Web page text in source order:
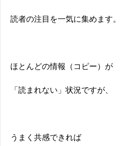
読者の注目を一気に集めます。
ほとんどの情報（コピー）が
「読まれない」状況ですが、
うまく共感できれば